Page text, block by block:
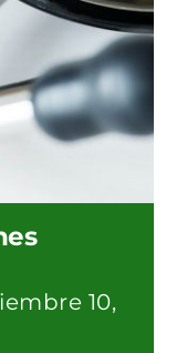
10,